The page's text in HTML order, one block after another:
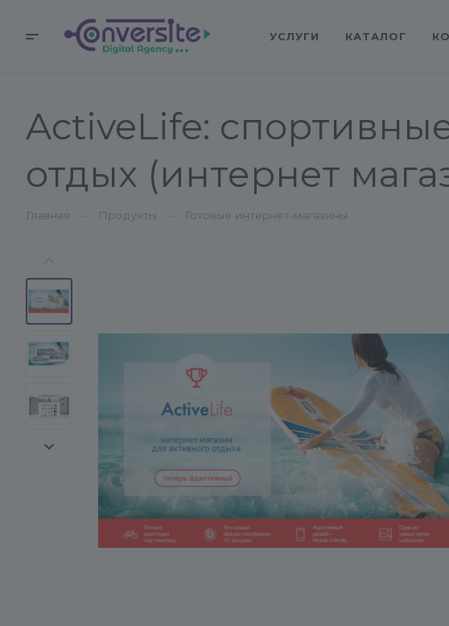
УСЛУГИ КАТАЛОГ
ActiveLife:
отдых (интернет
Главная Продукты Готовые интернет-магазины